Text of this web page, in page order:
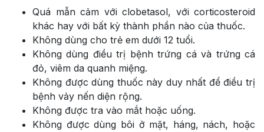
Quá mẫn cảm với clobetasol, với corticosteroid
khác hay với bất kỳ thành phần nào của thuốc.
Không dùng cho trẻ em dưới 12 tuổi.
Không dùng điều trị bệnh trứng cá và trứng cá
đỏ, viêm da quanh miệng.
Không được dùng thuốc này duy nhất để điều trị
bệnh vảy nến diện rộng.
Không được tra vào mắt hoặc uống.
Không được dùng bôi ở mặt, háng, nách, hoặc